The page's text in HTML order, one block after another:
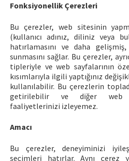
Fonksiyonellik Çerezleri
Bu çerezler, web sitesinin
(kullanıcı adınız, diliniz veya
hatırlamasını ve daha
sunmasını sağlar. Bu çerezler,
tipleriyle ve web sayfalarının
kısımlarıyla ilgili yaptığınız
kullanılabilir. Bu çerezlerin
getirilebilir ve diğer web
faaliyetlerinizi izleyemez.
Amacı
Bu çerezler, deneyiminizi
seçimleri hatırlar. Aynı çerez